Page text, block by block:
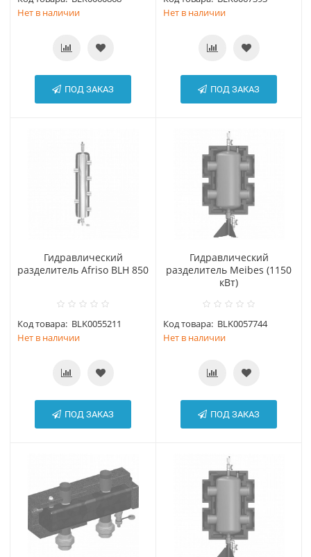
Нет в наличии
ПОД ЗАКАЗ
Нет в наличии
ПОД ЗАКАЗ
Гидравлический
разделитель Afriso BLH 850
Код товара: BLK0055211
Нет в наличии
ПОД ЗАКАЗ
Гидравлический
разделитель Meibes (1150
кВт)
Код товара: BLK0057744
Нет в наличии
ПОД ЗАКАЗ